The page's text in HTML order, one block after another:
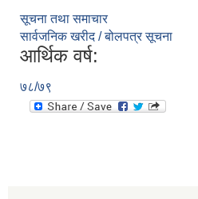
सूचना तथा समाचार
सार्वजनिक खरीद / बोलपत्र सूचना
आर्थिक वर्ष:
७८/७९